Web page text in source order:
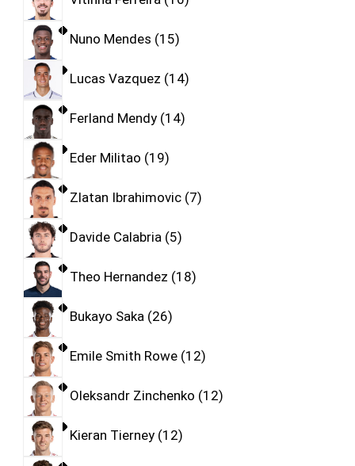
Nuno Mendes 15
Lucas Vazquez 14
Ferland Mendy 14
Eder Militao 19
Zlatan Ibrahimovic 7
Davide Calabria 5
Theo Hernandez 18
Bukayo Saka 26
Emile Smith Rowe 12
Oleksandr Zinchenko 12
Kieran Tierney 12